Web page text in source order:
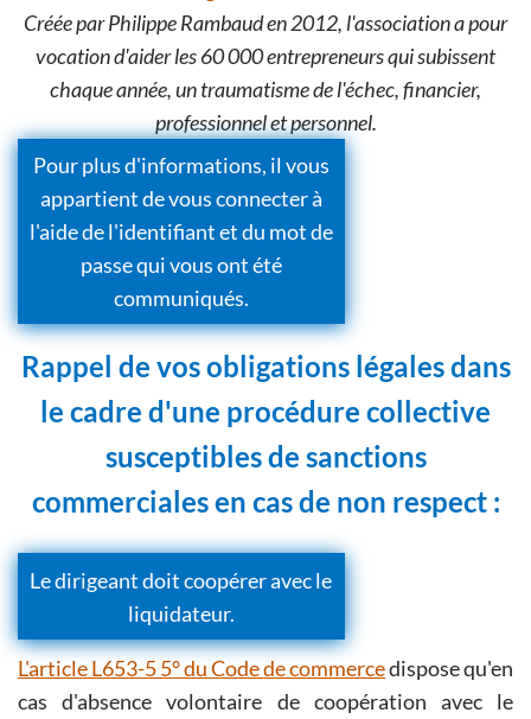
Créée par Philippe Rambaud en 2012, l'association a pour
vocation d'aider les 60 000 entrepreneurs qui subissent
chaque année, un traumatisme de l'échec, financier,
professionnel et personnel.
Pour plus d'informations, il vous
appartient de vous connecter à
l'aide de l'identifiant et du mot de
passe qui vous ont été
communiqués.
Rappel de vos obligations légales dans
le cadre d'une procédure collective
susceptibles de sanctions
commerciales en cas de non respect :
Le dirigeant doit coopérer avec le
liquidateur.
L'article L653-5 5° du Code de commercedispose qu'en
cas d'absence volontaire de coopération avec le